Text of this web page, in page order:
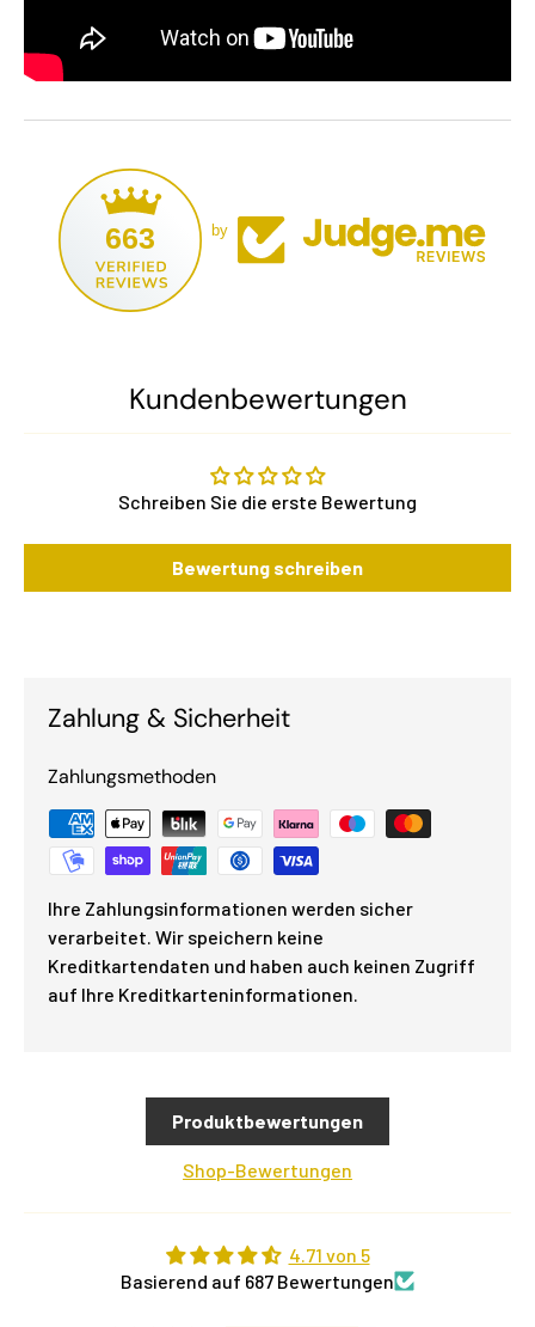
663 by
Kundenbewertungen
Schreiben Sie die erste Bewertung
Bewertung schreiben
Zahlung & Sicherheit
Zahlungsmethoden
Ihre Zahlungsinformationen werden sicher
verarbeitet. Wir speichern keine
Kreditkartendaten und haben auch keinen Zugriff
auf Ihre Kreditkarteninformationen.
Produktbewertungen
Shop-Bewertungen
4.71 von 5
Basierend auf 687 Bewertungen